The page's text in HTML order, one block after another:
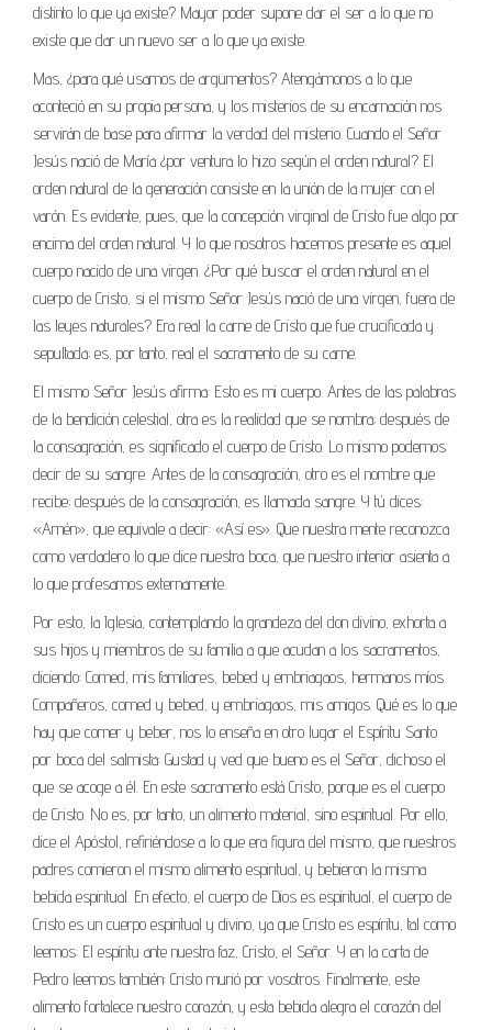
distinto lo que ya existe? Mayor poder supone dar el ser a lo que no
existe que dar un nuevo ser a lo que ya existe.
Mas, ¿para qué usamos de argumentos? Atengámonos a lo que
aconteció en su propia persona, y los misterios de su encarnación nos
servirán de base para afirmar la verdad del misterio. Cuando el Señor
Jesús nació de María ¿por ventura lo hizo según el orden natural? El
orden natural de la generación consiste en la unión de la mujer con el
varón. Es evidente, pues, que la concepción virginal de Cristo fue algo por
encima del orden natural. Y lo que nosotros hacemos presente es aquel
cuerpo nacido de una virgen. ¿Por qué buscar el orden natural en el
cuerpo de Cristo, si el mismo Señor Jesús nació de una virgen, fuera de
las leyes naturales? Era real la carne de Cristo que fue crucificada y
sepultada; es, por tanto, real el sacramento de su carne.
El mismo Señor Jesús afirma: Esto es mi cuerpo. Antes de las palabras
de la bendición celestial, otra es la realidad que se nombra; después de
la consagración, es significado el cuerpo de Cristo. Lo mismo podemos
decir de su sangre. Antes de la consagración, otro es el nombre que
recibe; después de la consagración, es llamada sangre. Y tú dices:
«Amén», que equivale a decir: «Así es». Que nuestra mente reconozca
como verdadero lo que dice nuestra boca, que nuestro interior asienta a
lo que profesamos externamente.
Por esto, la Iglesia, contemplando la grandeza del don divino, exhorta a
sus hijos y miembros de su familia a que acudan a los sacramentos,
diciendo: Comed, mis familiares, bebed y embriagaos, hermanos míos.
Compañeros, comed y bebed, y embriagaos, mis amigos. Qué es lo que
hay que comer y beber, nos lo enseña en otro lugar el Espíritu Santo
por boca del salmista: Gustad y ved que bueno es el Señor, dichoso el
que se acoge a él. En este sacramento está Cristo, porque es el cuerpo
de Cristo. No es, por tanto, un alimento material, sino espiritual. Por ello,
dice el Apóstol, refiriéndose a lo que era figura del mismo, que nuestros
padres comieron el mismo alimento espiritual, y bebieron la misma
bebida espiritual. En efecto, el cuerpo de Dios es espiritual, el cuerpo de
Cristo es un cuerpo espiritual y divino, ya que Cristo es espíritu, tal como
leemos: El espíritu ante nuestra faz, Cristo, el Señor. Y en la carta de
Pedro leemos también: Cristo murió por vosotros. Finalmente, este
alimento fortalece nuestro corazón, y esta bebida alegra el corazón del